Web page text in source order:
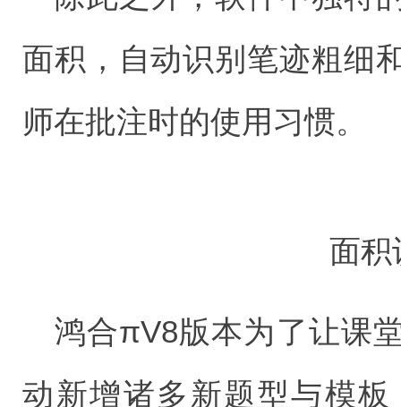
面积，自动识别笔迹粗细
师在批注时的使用习惯。
面积
鸿合πV8版本为了让课
动新增诸多新题型与模